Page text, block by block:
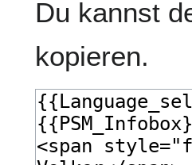
Du kannst
kopieren.